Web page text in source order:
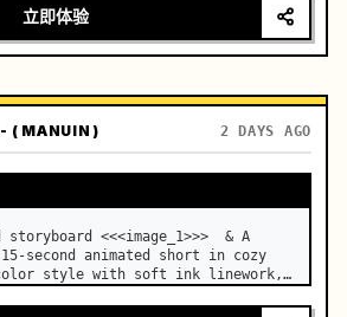
立即体验
( MANUIN ) 2 DAYS AGO
<<<image_1>>>  & A
15-second animated short in cozy
style with soft ink linework,